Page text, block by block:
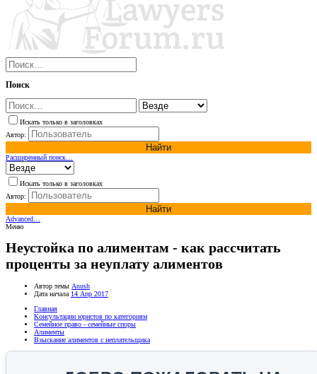
Поиск
Искать только в заголовках
Автор:
Найти
Расширенный поиск…
Искать только в заголовках
Автор:
Найти
Advanced…
Меню
Неустойка по алиментам - как рассчитать
проценты за неуплату алиментов
Автор темы Anush
Дата начала 14 Апр 2017
Главная
Консультации юристов по категориям
Семейное право - семейные споры
Алименты
Взыскание алиментов с неплательщика